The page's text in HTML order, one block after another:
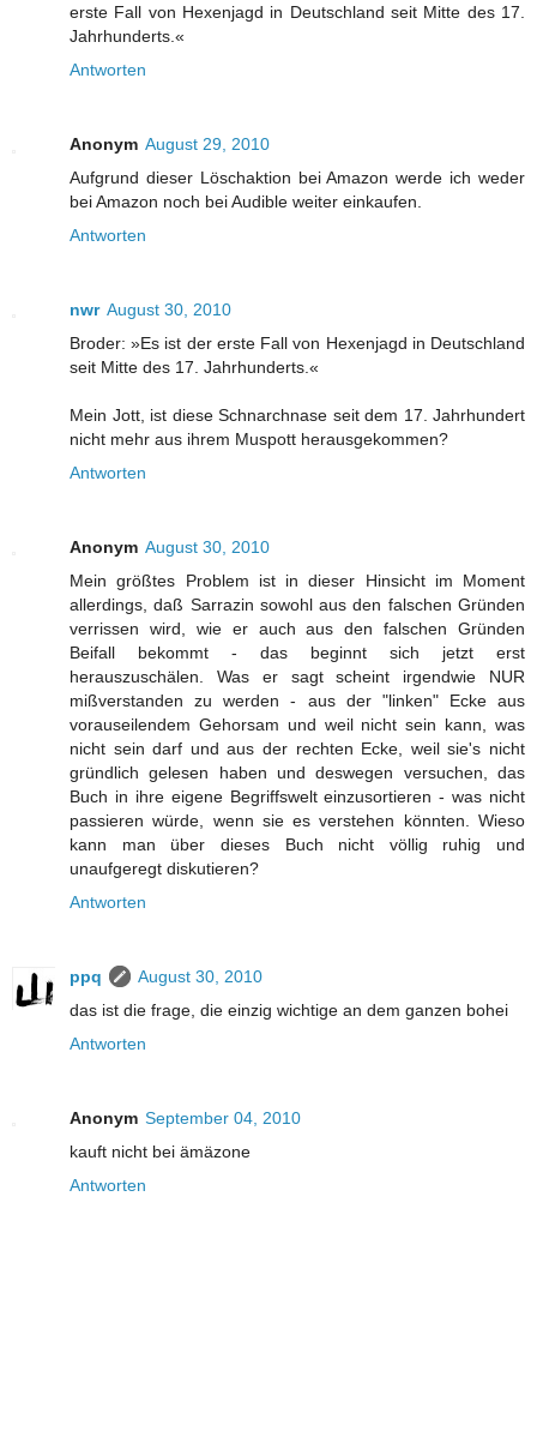
erste Fall von Hexenjagd in Deutschland seit Mitte des 17.
Jahrhunderts.«
Antworten
Anonym August 29, 2010
Aufgrund dieser Löschaktion bei Amazon werde ich weder
bei Amazon noch bei Audible weiter einkaufen.
Antworten
nwr August 30, 2010
Broder: »Es ist der erste Fall von Hexenjagd in Deutschland
seit Mitte des 17. Jahrhunderts.«
Mein Jott, ist diese Schnarchnase seit dem 17. Jahrhundert
nicht mehr aus ihrem Muspott herausgekommen?
Antworten
Anonym August 30, 2010
Mein größtes Problem ist in dieser Hinsicht im Moment
allerdings, daß Sarrazin sowohl aus den falschen Gründen
verrissen wird, wie er auch aus den falschen Gründen
Beifall bekommt - das beginnt sich jetzt erst
herauszuschälen. Was er sagt scheint irgendwie NUR
mißverstanden zu werden - aus der "linken" Ecke aus
vorauseilendem Gehorsam und weil nicht sein kann, was
nicht sein darf und aus der rechten Ecke, weil sie's nicht
gründlich gelesen haben und deswegen versuchen, das
Buch in ihre eigene Begriffswelt einzusortieren - was nicht
passieren würde, wenn sie es verstehen könnten. Wieso
kann man über dieses Buch nicht völlig ruhig und
unaufgeregt diskutieren?
Antworten
ppq
August 30, 2010
das ist die frage, die einzig wichtige an dem ganzen bohei
Antworten
Anonym September 04, 2010
kauft nicht bei ämäzone
Antworten